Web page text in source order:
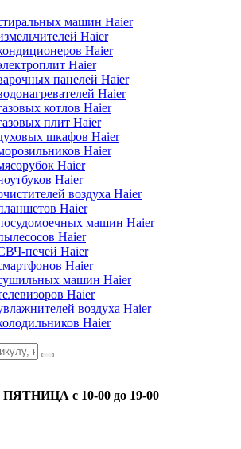
машин Haier
Haier
Haier
Haier
панелей Haier
Haier
котлов Haier
плит Haier
шкафов Haier
Haier
Haier
Haier
воздуха Haier
Haier
машин Haier
Haier
печей Haier
Haier
машин Haier
Haier
воздуха Haier
Haier
с 10-00 до 19-00